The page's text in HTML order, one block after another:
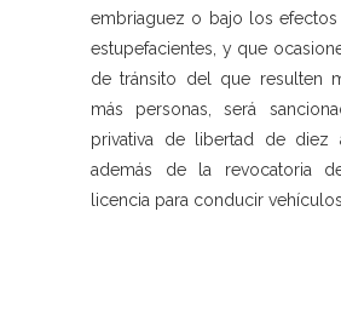
embriaguez o bajo los efectos
estupefacientes, y que
de tránsito del que resulten
más personas, será
privativa de libertad de diez
además de la revocatoria
licencia para conducir